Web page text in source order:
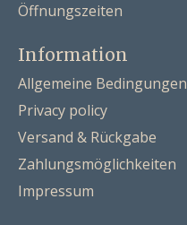
Öffnungszeiten
Information
Allgemeine Bedingungen
Privacy policy
Versand & Rückgabe
Zahlungsmöglichkeiten
Impressum